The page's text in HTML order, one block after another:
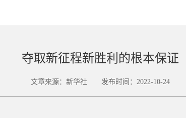
夺取新征程新胜利的根本保证
文章来源：新华社 发布时间：2022-10-24